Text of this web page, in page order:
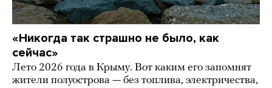
«Никогда так страшно не было, как
сейчас»
Лето 2026 года в Крыму. Вот каким его запомнят
жители полуострова — без топлива, электричества,